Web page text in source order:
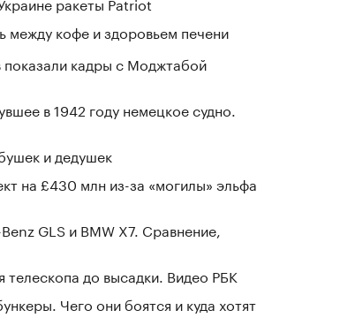
между кофе и здоровьем печени
показали кадры с Моджтабой
в 1942 году немецкое судно.
и дедушек
на £430 млн из-за «могилы» эльфа
GLS и BMW X7. Сравнение,
телескопа до высадки. Видео РБК
Чего они боятся и куда хотят